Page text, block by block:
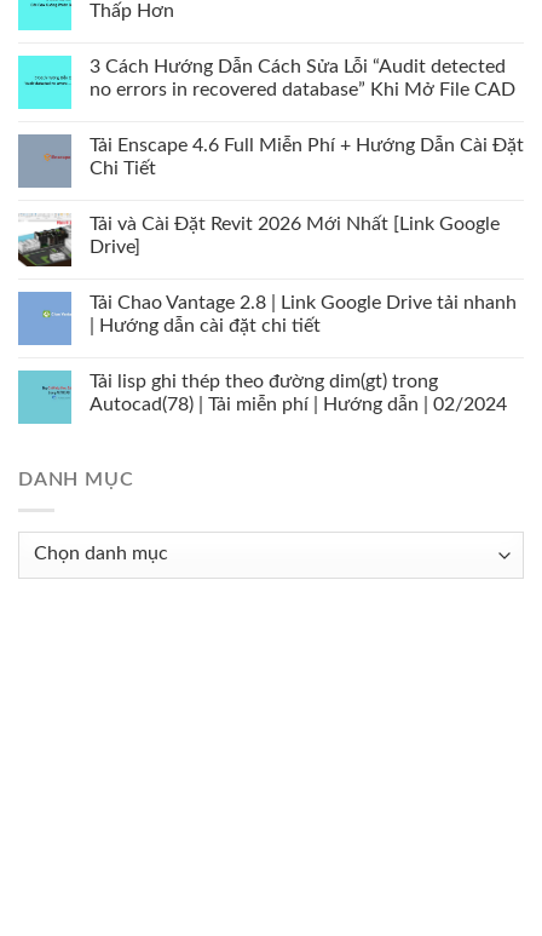
Thấp Hơn
3 Cách Hướng Dẫn Cách Sửa Lỗi “Audit detected
no errors in recovered database” Khi Mở File CAD
Tải Enscape 4.6 Full Miễn Phí + Hướng Dẫn Cài Đặt
Chi Tiết
Tải và Cài Đặt Revit 2026 Mới Nhất [Link Google
Drive]
Tải Chao Vantage 2.8 | Link Google Drive tải nhanh
| Hướng dẫn cài đặt chi tiết
Tải lisp ghi thép theo đường dim(gt) trong
Autocad(78) | Tải miễn phí | Hướng dẫn | 02/2024
DANH MỤC
Danh